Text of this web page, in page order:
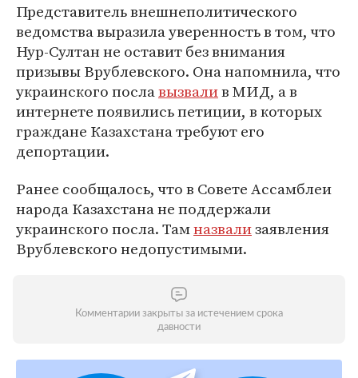
Представитель внешнеполитического
ведомства выразила уверенность в том, что
Нур-Султан не оставит без внимания
призывы Врублевского. Она напомнила, что
украинского пославызвалив МИД, а в
интернете появились петиции, в которых
граждане Казахстана требуют его
депортации.
Ранее сообщалось, что в Совете Ассамблеи
народа Казахстана не поддержали
украинского посла. Тамназвализаявления
Врублевского недопустимыми.
Комментарии закрыты за истечением срока
давности